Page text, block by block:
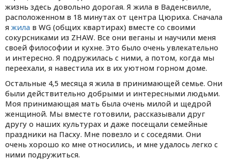
жизнь здесь довольно дорогая. Я жила в Ваденсвилле,
расположенном в 18 минутах от центра Цюриха. Сначала
я жила в WG (общих квартирах) вместе со своими
сокурсниками из ZHAW. Все они веганы и научили меня
своей философии и кухне. Это было очень увлекательно
и интересно. Я подружилась с ними, а потом, когда мы
переехали, я навестила их в их уютном горном доме.
Остальные 4,5 месяца я жила в принимающей семье. Они
были действительно добрыми и интересными людьми.
Моя принимающая мать была очень милой и щедрой
женщиной. Мы вместе готовили, рассказывали друг
другу о наших культурах и даже посещали семейные
праздники на Пасху. Мне повезло и с соседями. Они
очень хорошо ко мне относились, и мне удалось легко с
ними подружиться.